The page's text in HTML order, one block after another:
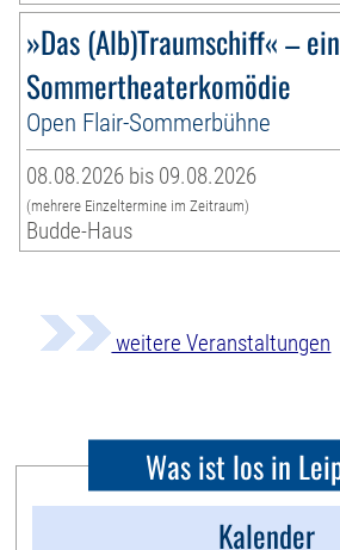
»Das (Alb)Traumschiff« –
Sommertheaterkomödie
Open Flair-Sommerbühne
08.08.2026 bis 09.08.2026
(mehrere Einzeltermine im Zeitraum)
Budde-Haus
weitere Veranstaltungen
Was ist los in
Kalender